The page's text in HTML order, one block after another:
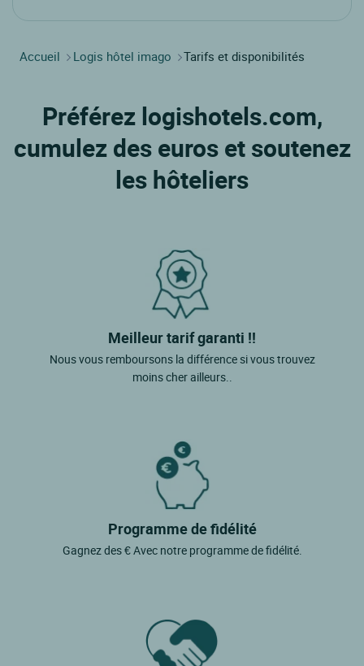
Accueil Logis hôtel imago Tarifs et disponibilités
Préférez logishotels.com,
cumulez des euros et soutenez
les hôteliers
Meilleur tarif garanti !!
Nous vous remboursons la différence si vous trouvez
moins cher ailleurs..
Programme de fidélité
Gagnez des € Avec notre programme de fidélité.